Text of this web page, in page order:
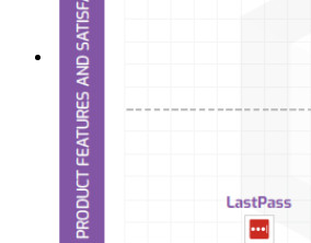
すべてのツールと機能を探索し
リソース
リソースライブラリー
リソースセンター
ブログ
ウェブキャスト